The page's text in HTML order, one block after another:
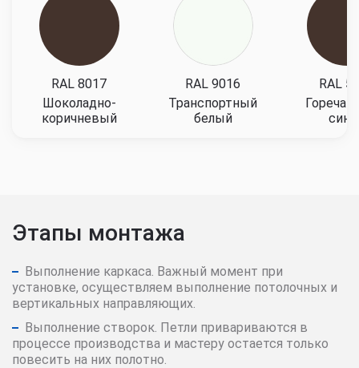
RAL 8017
Шоколадно-
коричневый
RAL 9016
Транспортный
белый
RAL
Этапы монтажа
Выполнение каркаса. Важный момент при
установке, осуществляем выполнение потолочных и
вертикальных направляющих.
Выполнение створок. Петли привариваются в
процессе производства и мастеру остается только
повесить на них полотно.